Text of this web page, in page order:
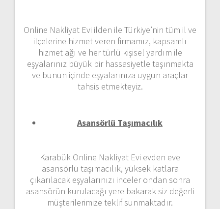
Online Nakliyat Evi ilden ile Türkiye’nin tüm il ve
ilçelerine hizmet veren firmamız, kapsamlı
hizmet ağı ve her türlü kişisel yardım ile
eşyalarınız büyük bir hassasiyetle taşınmakta
ve bunun içinde eşyalarınıza uygun araçlar
tahsis etmekteyiz.
Asansörlü Taşımacılık
Karabük Online Nakliyat Evi evden eve
asansörlü taşımacılık, yüksek katlara
çıkarılacak eşyalarınızı inceler ondan sonra
asansörün kurulacağı yere bakarak siz değerli
müşterilerimize teklif sunmaktadır.